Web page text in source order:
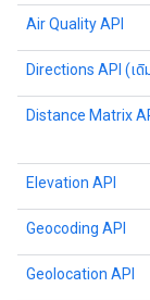
Air Quality API
Directions API (เดิ
Distance Matrix
Elevation API
Geocoding API
Geolocation API